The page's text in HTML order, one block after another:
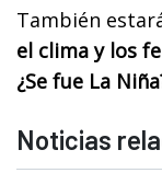
También
el clima y los
¿Se fue La
Noticias